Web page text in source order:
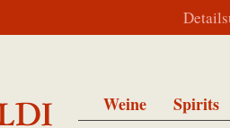
Weine
Spirits